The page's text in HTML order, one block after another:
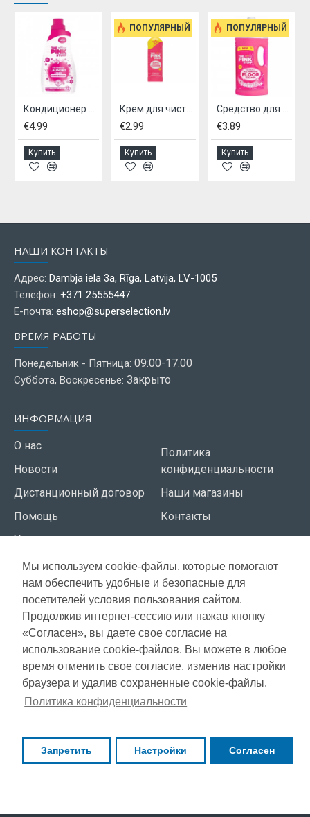
Мы используем cookie-файлы, которые помогают
нам обеспечить удобные и безопасные для
посетителей условия пользования сайтом.
Продолжив интернет-сессию или нажав кнопку
«Согласен», вы даете свое согласие на
использование cookie-файлов. Вы можете в любое
время отменить свое согласие, изменив настройки
браузера и удалив сохраненные cookie-файлы.
Политика конфиденциальности
Запретить Настройки Согласен
Кондиционер для белья THE PINK STUFF, - 960 мл
€4.99
Купить
ПОПУЛЯРНЫЙ
Крем для чистки THE PINK STUFF 500мл
€2.99
Купить
ПОПУЛЯРНЫЙ
Средство для мытья полов универсальное THE PINK STUFF 1л.
€3.89
Купить
НАШИ КОНТАКТЫ
Адрес: Dambja iela 3a, Rīga, Latvija, LV-1005
Телефон: +371 25555447
Е-почта: eshop@superselection.lv
ВРЕМЯ РАБОТЫ
Понедельник - Пятница: 09:00-17:00
Суббота, Воскресенье: Закрыто
ИНФОРМАЦИЯ
О нас
Новости
Дистанционный договор
Помощь
Условия использования
Политика
конфиденциальности
Наши магазины
Контакты
СЕРВИС КЛИЕНТОВ
Доставка
Оплата
Газета акций
Copyright © 2021, Super Selection, Все права защищены